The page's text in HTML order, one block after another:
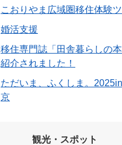
こおりやま広域圏移住体験
婚活支援
移住専門誌「田舎暮らしの
紹介されました！
ただいま、ふくしま。
京
観光・スポット